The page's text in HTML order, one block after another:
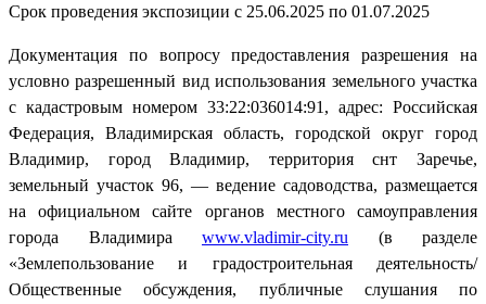
Срок проведения экспозиции с 25.06.2025 по 01.07.2025
Документация по вопросу предоставления разрешения на
условно разрешенный вид использования земельного участка
с кадастровым номером 33:22:036014:91, адрес: Российская
Федерация, Владимирская область, городской округ город
Владимир, город Владимир, территория снт Заречье,
земельный участок 96, — ведение садоводства, размещается
на официальном сайте органов местного самоуправления
города Владимира www.vladimir-city.ru (в разделе
«Землепользование и градостроительная деятельность/
Общественные обсуждения, публичные слушания по